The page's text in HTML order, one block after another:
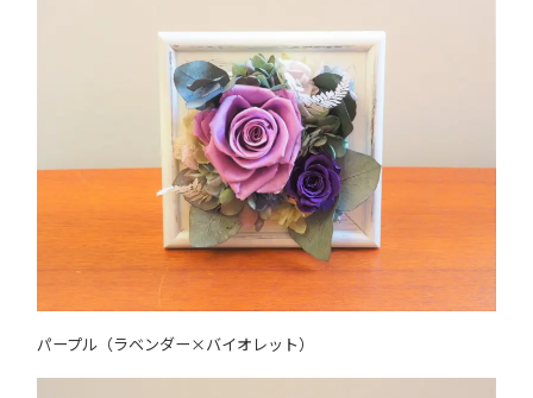
パープル（ラベンダー×バイオレット）